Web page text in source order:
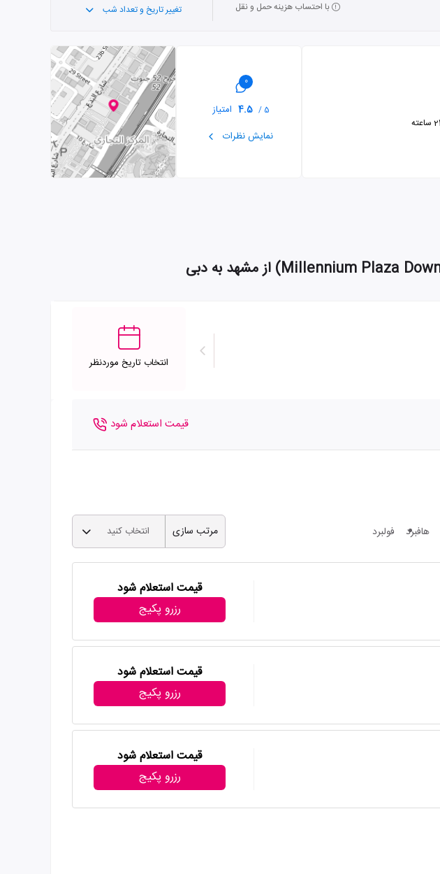
با احتساب هزینه حمل و نقل تغییر تاریخ و تعداد شب
0
5 /
4.5 امتیاز
نمایش نظرات
انتخاب تاریخ موردنظر
قیمت استعلام شود
هافبرد فولبرد مرتب سازی انتخاب کنید
قیمت استعلام شود
رزرو پکیج
قیمت استعلام شود
رزرو پکیج
قیمت استعلام شود
رزرو پکیج